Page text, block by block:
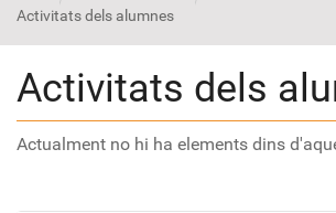
Activitats dels alumnes
Activitats dels
Actualment no hi ha elements dins